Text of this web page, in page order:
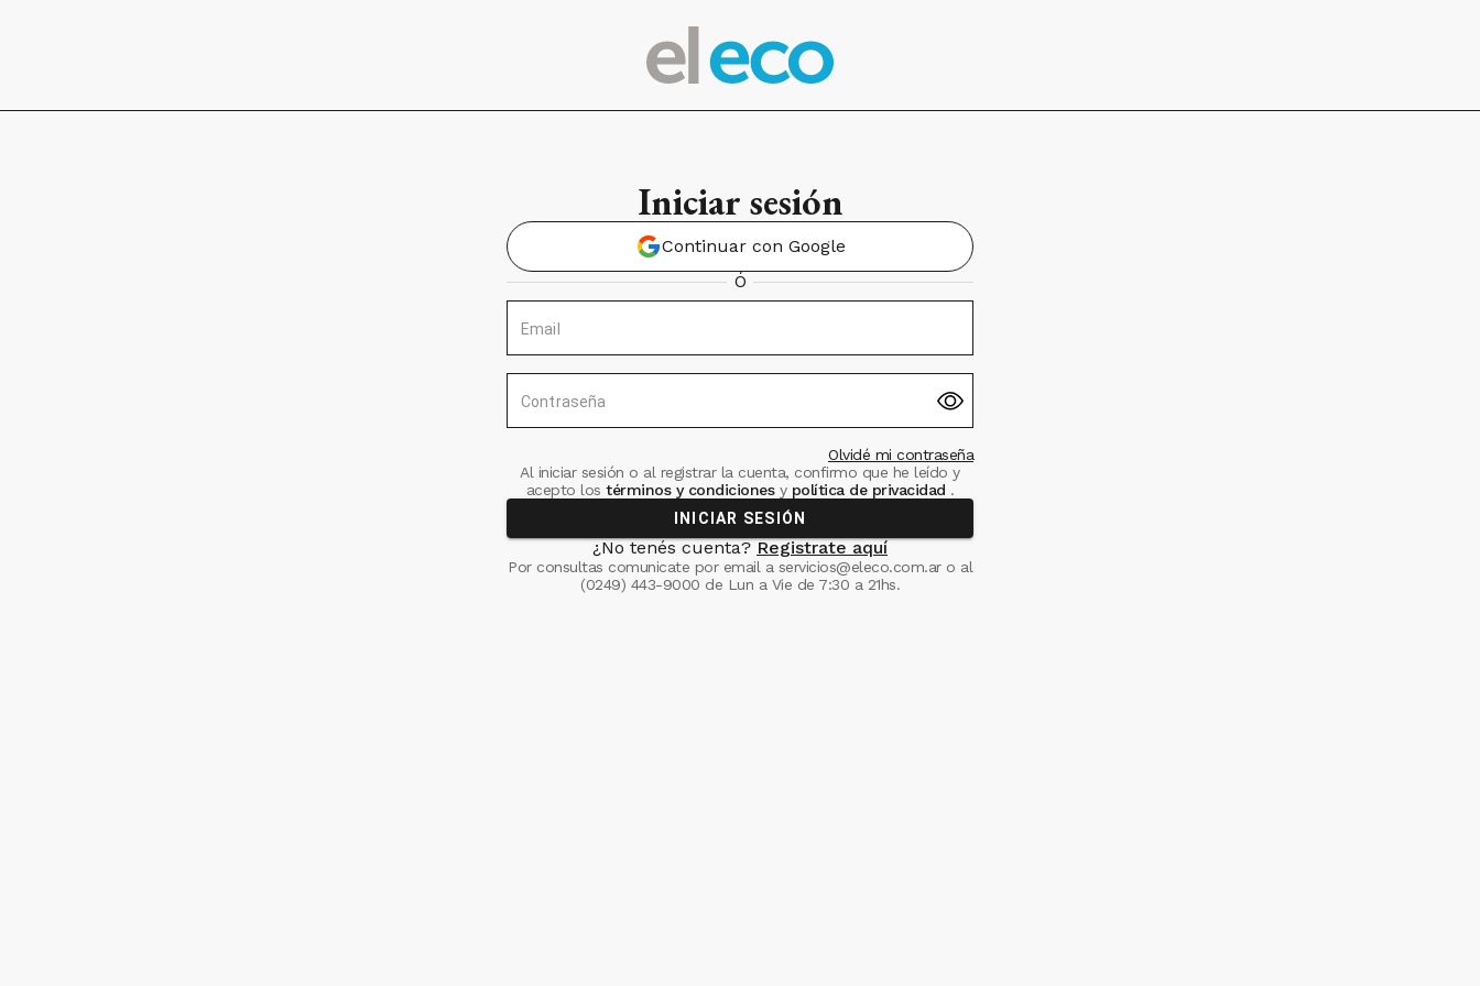
Iniciar sesión
Continuar con Google
Ó
Email
Contraseña
Olvidé mi contraseña
Al iniciar sesión o al registrar la cuenta, confirmo que he leído y
acepto los términos y condiciones ypolítica de privacidad .
INICIAR SESIÓN
¿No tenés cuenta? Registrate aquí
Por consultas comunicate por email a servicios@eleco.com.aro al
(0249) 443-9000 de Lun a Vie de 7:30 a 21hs.